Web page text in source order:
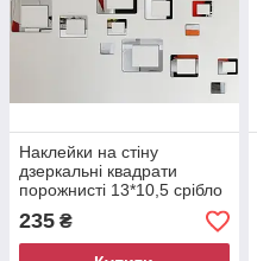
Наклейки на стіну
дзеркальні квадрати
порожнисті 13*10,5 срібло
16 штук акрил 8712
235 ₴